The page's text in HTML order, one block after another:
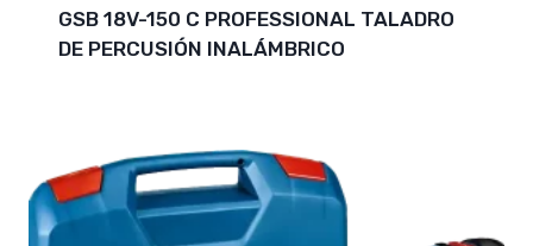
GSB 18V-150 C PROFESSIONAL TALADRO
DE PERCUSIÓN INALÁMBRICO